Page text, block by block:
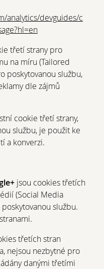
analytics/devguides/c
třetí strany pro
na míru (Tailored
poskytovanou službu,
dle zájmů
cookie třetí strany,
službu, je použit ke
a konverzi.
jsou cookies třetích
(Social Media
službu.
třetích stran
nejsou nezbytné pro
danými třetími